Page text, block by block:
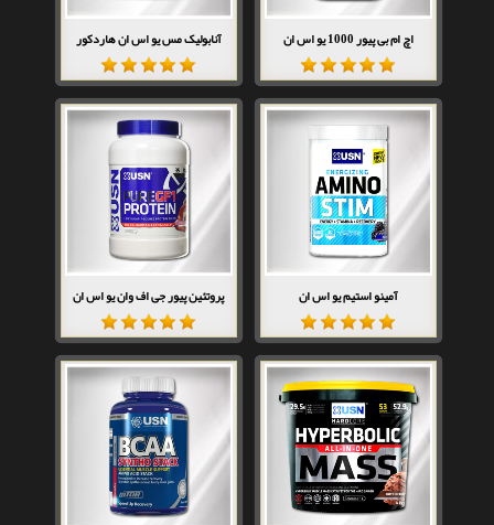
اچ ام بی پیور 1000 یو اس ان آنابولیک مس یو اس ان هاردکور
آمینو استیم یو اس ان پروتئین پیور جی اف وان یو اس ان